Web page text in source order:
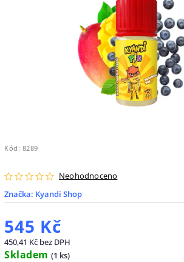
Kód: 8289
Neohodnoceno
Značka: Kyandi Shop
545 Kč
450,41 Kč bez DPH
Skladem (1 ks)